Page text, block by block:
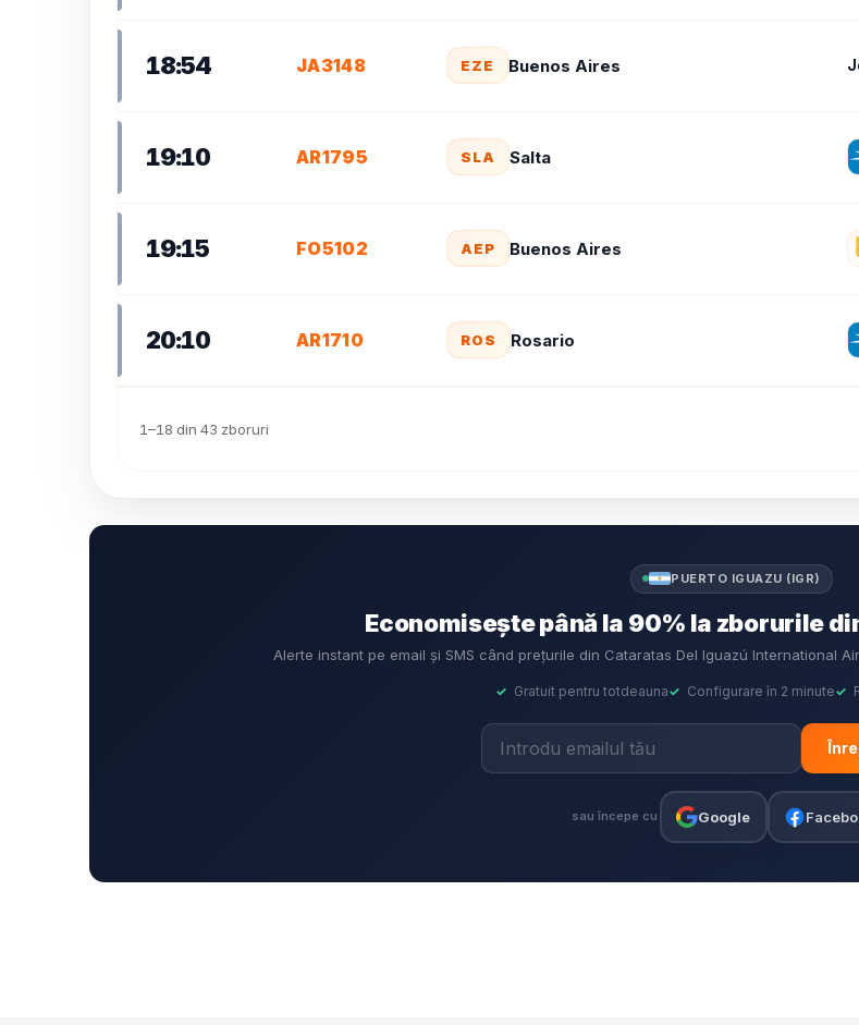
18:54 JA3148 EZE Buenos Aires
19:10 AR1795 SLA Salta
19:15 FO5102 AEP Buenos Aires
20:10 AR1710 ROS Rosario
1–18 din 43 zboruri
PUERTO IGUAZU (IGR)
Economisește până la 90% la zborurile
Alerte instant pe email și SMS când prețurile din Cataratas Del Iguazú International
✓ Gratuit pentru totdeauna✓ Configurare în 2 minute✓
sau începe cu Google